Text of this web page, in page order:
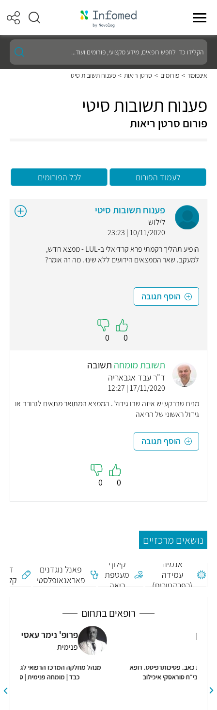
הקלידו
כדי
לחפש
רופאים,
מידע
ועוד...
אינפומד > פורומים > סרטן ריאות > פענוח תשובות סיטי
פענוח תשובות סיטי
פורום סרטן ריאות
לעמוד הפורום לכל הפורומים
פענוח תשובות סיטי
לילוש
10/11/2020 | 23:23
הופיע תהליך רקמתי פרא קרדיאלי ב-LUL - ממצא חדש,
למעקב. שאר הממצאים הידועים ללא שינוי. מה זה אומר?
הוסף תגובה
0
0
תשובת מומחה תשובה
ד"ר עבד אגבאריה
17/11/2020 | 12:27
מניח שברקע יש איזה שהו גידול . הממצא המתואר מתאים לגרורה או
גידול ראשוני של הריאה
הוסף תגובה
0
0
נושאים מרכזיים
אנמיה
עמידה
(רפרקטורית)
קילוף
מעטפת
ריאה
פאנל נוגדנים
פאראנאופלסטי
רופאים בתחום
רופא
פרופ' נימר עאסי מומחה כבד ופנימית
מנהל מחלקה המרכז הרפואי לגליל | מחלות כבד | השתלות
כבד | מומחה פנימית | סכרת | יתר לחץ דם